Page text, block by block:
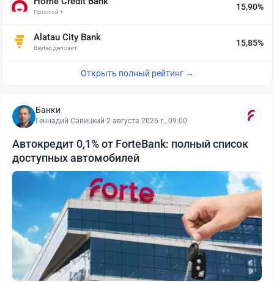
Простой +
15,90%
Alatau City Bank
Baytaq депозит
15,85%
Открыть полный рейтинг →
Банки
Геннадий Савицкий·2 августа 2026 г., 09:00
Автокредит 0,1% от ForteBank: полный список
доступных автомобилей